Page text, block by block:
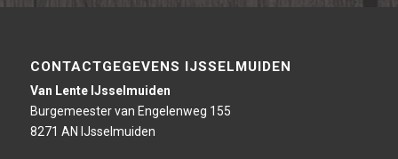
CONTACTGEGEVENS IJSSELMUIDEN
Van Lente IJsselmuiden
Burgemeester van Engelenweg 155
8271 AN IJsselmuiden